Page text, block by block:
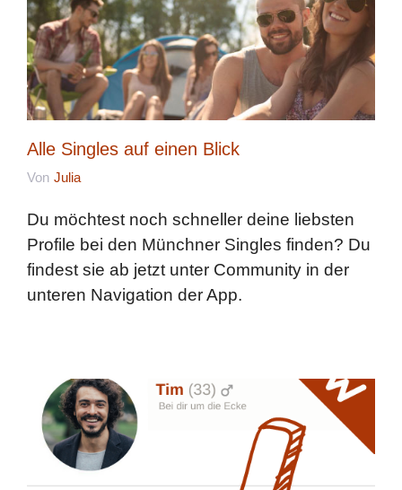
Alle Singles auf einen Blick
Von Julia
Du möchtest noch schneller deine liebsten
Profile bei den Münchner Singles finden? Du
findest sie ab jetzt unter Community in der
unteren Navigation der App.